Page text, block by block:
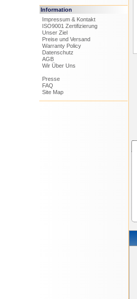
Information
Impressum & Kontakt
ISO9001 Zertifizierung
Unser Ziel
Preise und Versand
Warranty Policy
Datenschutz
AGB
Wir Über Uns
Presse
FAQ
Site Map